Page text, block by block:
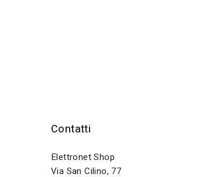
Contatti
Elettronet Shop
Via San Cilino, 77